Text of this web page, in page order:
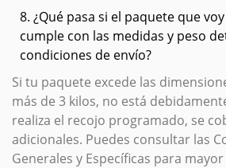
8. ¿Qué pasa si el paquete que
cumple con las medidas y peso
condiciones de envío?
Si tu paquete excede las
más de 3 kilos, no está
realiza el recojo programado, se
adicionales. Puedes consultar las
Generales y Específicas para